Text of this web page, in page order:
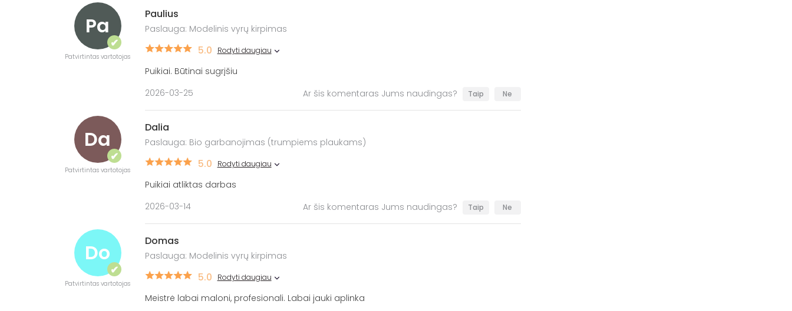
Pa
✔
Patvirtintas vartotojas
Paulius
Paslauga: Modelinis vyrų kirpimas
5.0 Rodyti daugiau
Puikiai. Būtinai sugrįšiu
2026-03-25
Ar šis komentaras Jums naudingas? Taip Ne
Da
✔
Patvirtintas vartotojas
Dalia
Paslauga: Bio garbanojimas (trumpiems plaukams)
5.0 Rodyti daugiau
Puikiai atliktas darbas
2026-03-14
Ar šis komentaras Jums naudingas? Taip Ne
Do
✔
Patvirtintas vartotojas
Domas
Paslauga: Modelinis vyrų kirpimas
5.0 Rodyti daugiau
Meistrė labai maloni, profesionali. Labai jauki aplinka